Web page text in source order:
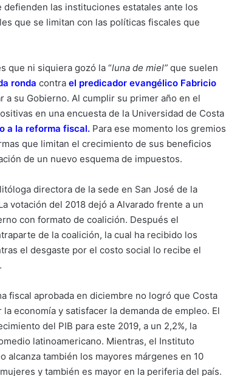
defienden las instituciones estatales ante los
que se limitan con las políticas fiscales que
que ni siquiera gozó la “luna de miel” que suelen
ronda contra el predicador evangélico Fabricio
a su Gobierno. Al cumplir su primer año en el
en una encuesta de la Universidad de Costa
a la reforma fiscal. Para ese momento los gremios
que limitan el crecimiento de sus beneficios
de un nuevo esquema de impuestos.
directora de la sede en San José de la
votación del 2018 dejó a Alvarado frente a un
con formato de coalición. Después el
de la coalición, la cual ha recibido los
el desgaste por el costo social lo recibe el
fiscal aprobada en diciembre no logró que Costa
economía y satisfacer la demanda de empleo. El
del PIB para este 2019, a un 2,2%, la
latinoamericano. Mientras, el Instituto
alcanza también los mayores márgenes en 10
y también es mayor en la periferia del país.